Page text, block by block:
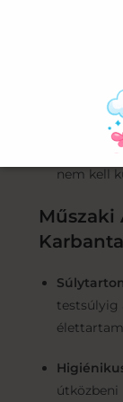
Elöl kis
praktikus
elején,
nem kell
Műszaki
testsúlyig
útközbeni